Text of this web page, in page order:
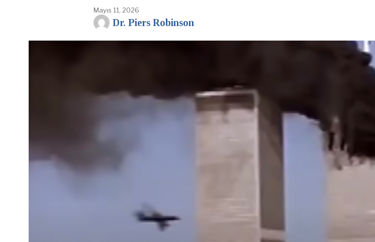
Mayıs 11, 2026
Dr. Piers Robinson